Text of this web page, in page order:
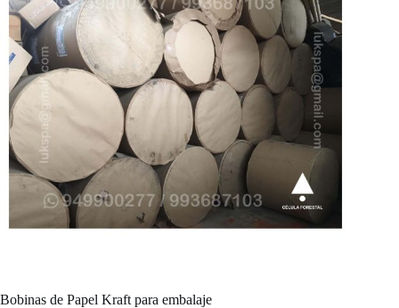
Bobinas de Papel Kraft para embalaje